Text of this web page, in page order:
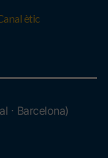
ètic
· Barcelona)